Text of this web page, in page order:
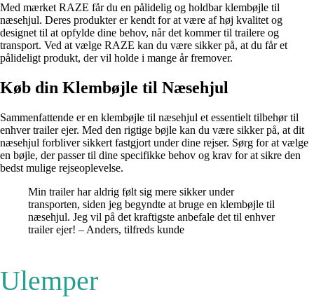
Med mærket RAZE får du en pålidelig og holdbar klembøjle til
næsehjul. Deres produkter er kendt for at være af høj kvalitet og
designet til at opfylde dine behov, når det kommer til trailere og
transport. Ved at vælge RAZE kan du være sikker på, at du får et
pålideligt produkt, der vil holde i mange år fremover.
Køb din Klembøjle til Næsehjul
Sammenfattende er en klembøjle til næsehjul et essentielt tilbehør til
enhver trailer ejer. Med den rigtige bøjle kan du være sikker på, at dit
næsehjul forbliver sikkert fastgjort under dine rejser. Sørg for at vælge
en bøjle, der passer til dine specifikke behov og krav for at sikre den
bedst mulige rejseoplevelse.
Min trailer har aldrig følt sig mere sikker under
transporten, siden jeg begyndte at bruge en klembøjle til
næsehjul. Jeg vil på det kraftigste anbefale det til enhver
trailer ejer! – Anders, tilfreds kunde
Ulemper